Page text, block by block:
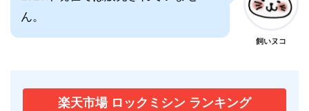
ん。
飼いヌコ
楽天市場 ロックミシン ランキング